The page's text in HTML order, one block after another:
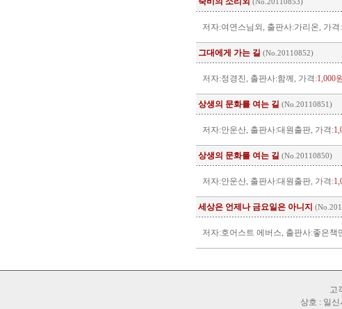
(No.20110853)
저자:여연스님외, 출판사:가리온, 가격:
그대에게 가는 길 (No.20110852)
저자:정경진, 출판사:함께, 가격:1,000원
상생의 문화를 여는 길 (No.20110851)
저자:안운산, 출판사:대원출판, 가격:
상생의 문화를 여는 길 (No.20110850)
저자:안운산, 출판사:대원출판, 가격:
세상은 언제나 금요일은 아니지
저자:호어스트 에버스, 출판사:좋은책
고
상호 : 일